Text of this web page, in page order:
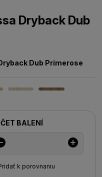
Dryback Dub
Dub Primerose
BALENÍ
k porovnaniu